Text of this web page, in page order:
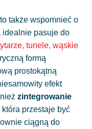
także wspomnieć o
idealnie pasuje do
tunele, wąskie
formą
prostokątną
efekt
zintegrowanie
która przestaje być
ciągną do